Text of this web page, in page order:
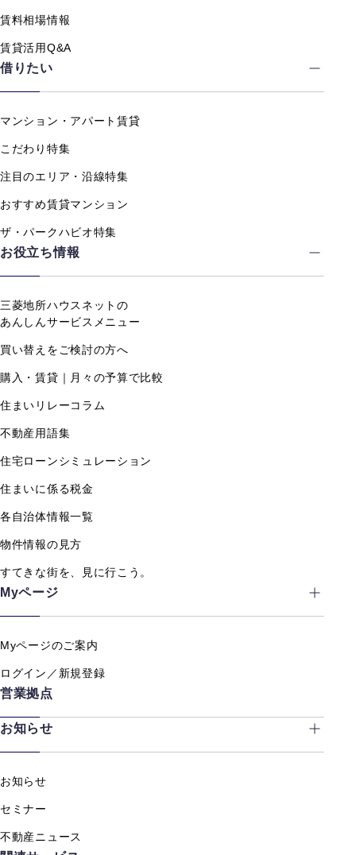
賃料相場情報
賃貸活用Q&A
借りたい
マンション・アパート賃貸
こだわり特集
注目のエリア・沿線特集
おすすめ賃貸マンション
ザ・パークハビオ特集
お役立ち情報
三菱地所ハウスネットの
あんしんサービスメニュー
買い替えをご検討の方へ
購入・賃貸｜月々の予算で比較
住まいリレーコラム
不動産用語集
住宅ローンシミュレーション
住まいに係る税金
各自治体情報一覧
物件情報の見方
すてきな街を、見に行こう。
Myページ
Myページのご案内
ログイン／新規登録
営業拠点
お知らせ
お知らせ
セミナー
不動産ニュース